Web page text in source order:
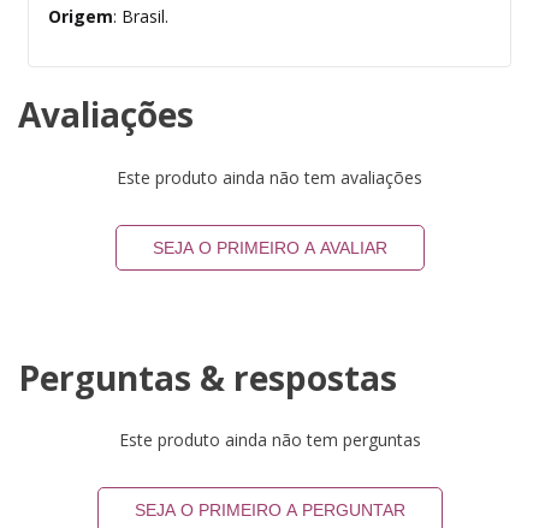
Origem: Brasil.
Avaliações
Este produto ainda não tem avaliações
SEJA O PRIMEIRO A AVALIAR
Perguntas & respostas
Este produto ainda não tem perguntas
SEJA O PRIMEIRO A PERGUNTAR